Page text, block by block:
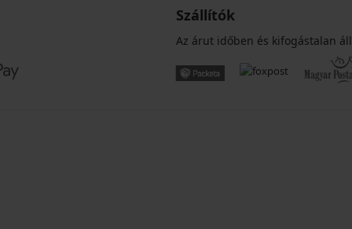
Szállítók
Az árut időben és kifogástalan